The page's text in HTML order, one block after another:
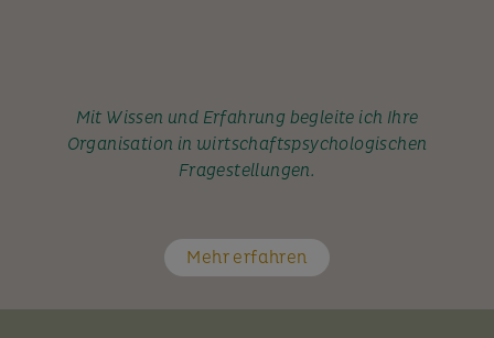
Mit Wissen und Erfahrung begleite ich Ihre
Organisation in wirtschaftspsychologischen
Fragestellungen.
Mehr erfahren